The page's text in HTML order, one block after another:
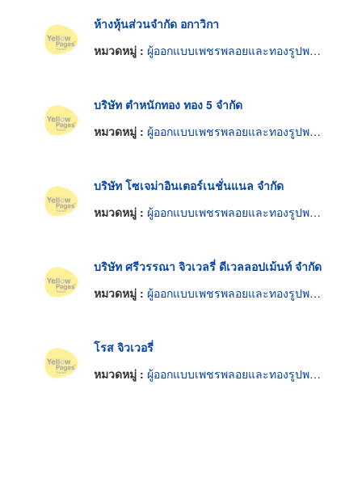
ห้างหุ้นส่วนจำกัด อกาวิกา
หมวดหมู่ : ผู้ออกแบบเพชรพลอยและทองรูปพรรณ
บริษัท ตำหนักทอง ทอง 5 จำกัด
หมวดหมู่ : ผู้ออกแบบเพชรพลอยและทองรูปพรรณ
บริษัท โซเจม่าอินเตอร์เนชั่นแนล จำกัด
หมวดหมู่ : ผู้ออกแบบเพชรพลอยและทองรูปพรรณ
บริษัท ศรีวรรณา จิวเวลรี่ ดีเวลลอปเม้นท์ จำกัด
หมวดหมู่ : ผู้ออกแบบเพชรพลอยและทองรูปพรรณ
โรส จิวเวอรี่
หมวดหมู่ : ผู้ออกแบบเพชรพลอยและทองรูปพรรณ